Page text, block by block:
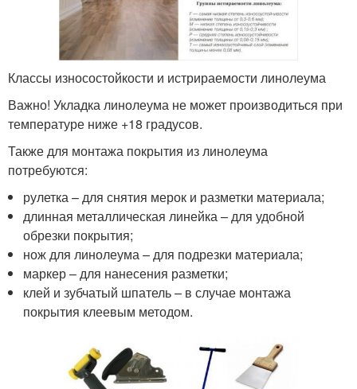
Классы износостойкости и истрираемости линолеума
Важно! Укладка линолеума не может производиться при
температуре ниже +18 градусов.
Также для монтажа покрытия из линолеума
потребуются:
рулетка – для снятия мерок и разметки материала;
длинная металлическая линейка – для удобной
обрезки покрытия;
нож для линолеума – для подрезки материала;
маркер – для нанесения разметки;
клей и зубчатый шпатель – в случае монтажа
покрытия клеевым методом.